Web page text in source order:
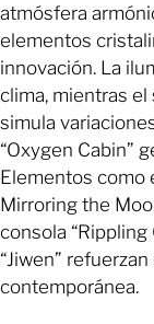
atmósfera
elementos
innovación. La
clima, mientras
simula
“Oxygen Cabin”
Elementos como
Mirroring the
consola
“Jiwen”
contemporánea.